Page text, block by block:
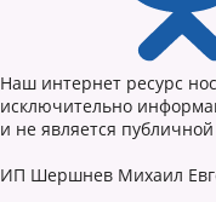
Наш интернет ресурс
исключительно
и не является
ИП Шершнев Михаил